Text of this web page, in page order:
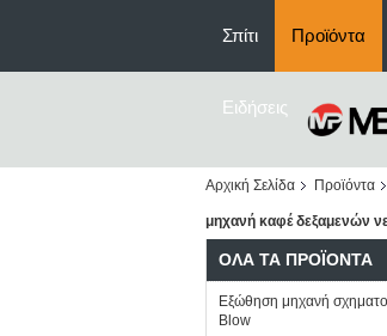
Σπίτι Προϊόντα
Ειδήσεις
Αρχική Σελίδα Προϊόντα
μηχανή καφέ δεξαμενών
ΌΛΑ ΤΑ ΠΡΟΪΌΝΤΑ
Εξώθηση μηχανή
Blow